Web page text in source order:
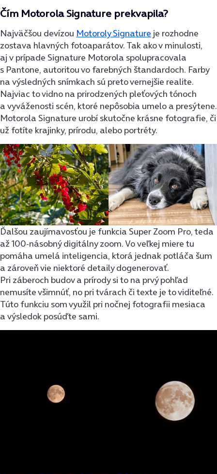
Čím Motorola Signature prekvapila?
Najväčšou devízou Motoroly Signature je rozhodne
zostava hlavných fotoaparátov. Tak ako v minulosti,
aj v prípade Signature Motorola spolupracovala
s Pantone, autoritou vo farebných štandardoch. Farby
na výsledných snímkach sú preto vernejšie realite.
Najviac to vidno na prirodzených pleťových tónoch
a vyváženosti scén, ktoré nepôsobia umelo a presýtene.
Motorola Signature urobí skutočne krásne fotografie, či
už fotíte krajinky, prírodu, alebo portréty.
Ďalšou zaujímavosťou je funkcia Super Zoom Pro, teda
až 100-násobný digitálny zoom. Vo veľkej miere tu
pomáha umelá inteligencia, ktorá jednak potláča šum
a zároveň vie niektoré detaily dogenerovať.
Pri záberoch budov a prírody si to na prvý pohľad
nemusíte všimnúť, no pri tvárach či texte je to viditeľné.
Túto funkciu som využil pri nočnej fotografii mesiaca
a výsledok posúďte sami.